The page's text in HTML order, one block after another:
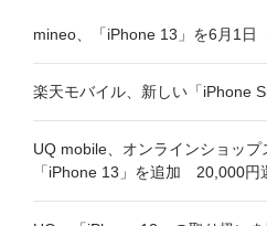
mineo、「iPhone 13」を6月1日
楽天モバイル、新しい「iPhone
UQ mobile、オンラインショップ
「iPhone 13」を追加 20,000円